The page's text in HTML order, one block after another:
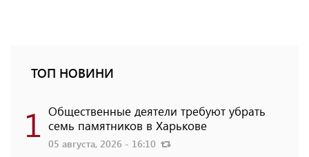
ТОП НОВИНИ
1 Общественные деятели требуют убрать
семь памятников в Харькове
05 августа, 2026 - 16:10